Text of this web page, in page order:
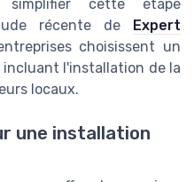
cette étape
récente de
Expert
choisissent un
incluant l'installation de la
locaux.
une installation